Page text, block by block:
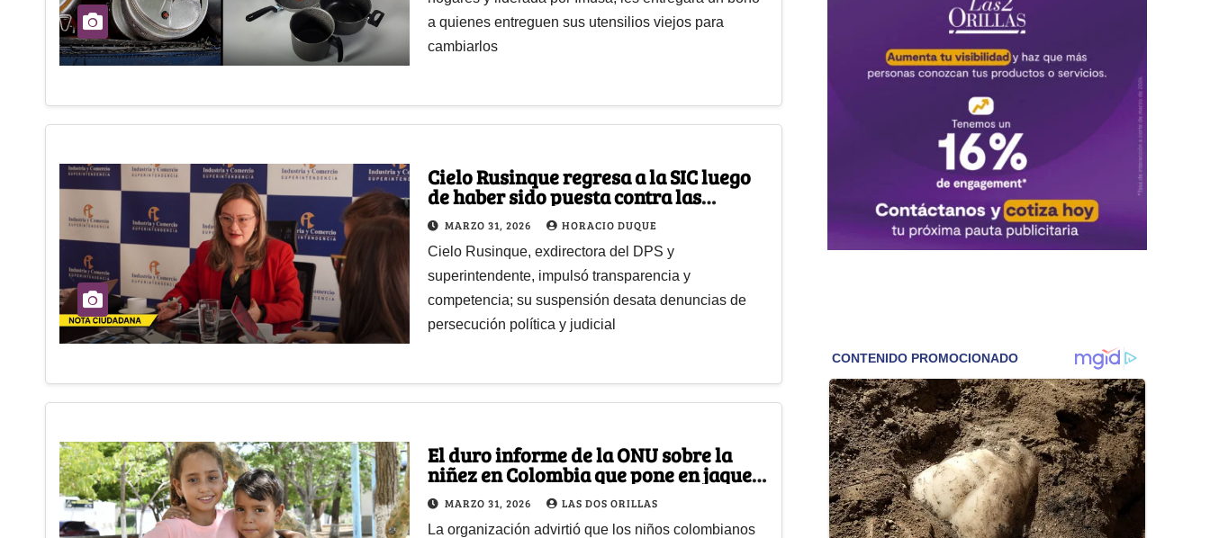
a quienes entreguen sus utensilios viejos para
cambiarlos
Cielo Rusinque regresa a la SIC luego
de haber sido puesta contra las
cuerdas por un fallo del Consejo de
Estado
MARZO 31, 2026 HORACIO DUQUE
Cielo Rusinque, exdirectora del DPS y
superintendente, impulsó transparencia y
competencia; su suspensión desata denuncias de
persecución política y judicial
El duro informe de la ONU sobre la
niñez en Colombia que pone en jaque
al país
MARZO 31, 2026 LAS DOS ORILLAS
La organización advirtió que los niños colombianos